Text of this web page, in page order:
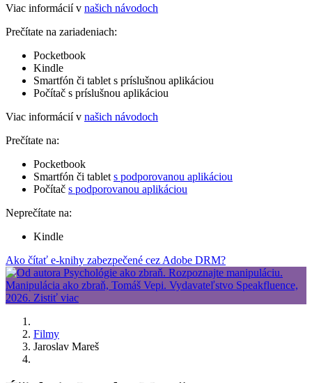
Viac informácií v našich návodoch
Prečítate na zariadeniach:
Pocketbook
Kindle
Smartfón či tablet s príslušnou aplikáciou
Počítač s príslušnou aplikáciou
Viac informácií v našich návodoch
Prečítate na:
Pocketbook
Smartfón či tablet s podporovanou aplikáciou
Počítač s podporovanou aplikáciou
Neprečítate na:
Kindle
Ako čítať e-knihy zabezpečené cez Adobe DRM?
Filmy
Jaroslav Mareš